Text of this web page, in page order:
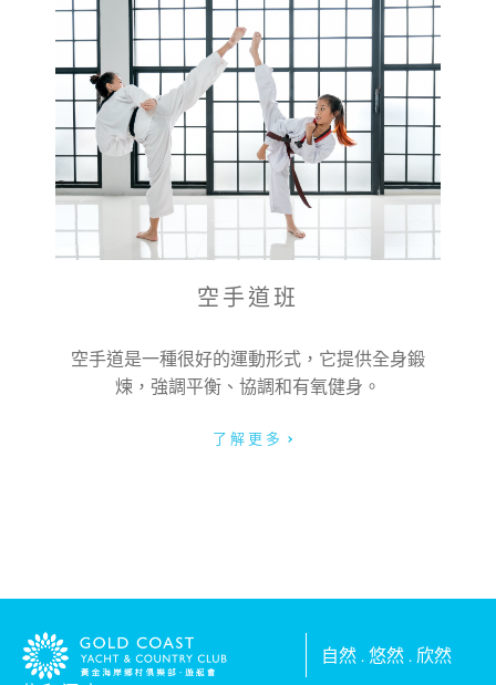
空手道班
空手道是一種很好的運動形式，它提供全身鍛
煉，強調平衡、協調和有氧健身。
了解更多
自然 . 悠然 . 欣然
電郵:
電話號碼:
信息: